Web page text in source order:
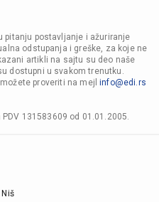
pitanju postavljanje i ažuriranje
odstupanja i greške, za koje ne
artikli na sajtu su deo naše
dostupni u svakom trenutku.
proveriti na mejlinfo@edi.rs
131583609 od 01.01.2005.